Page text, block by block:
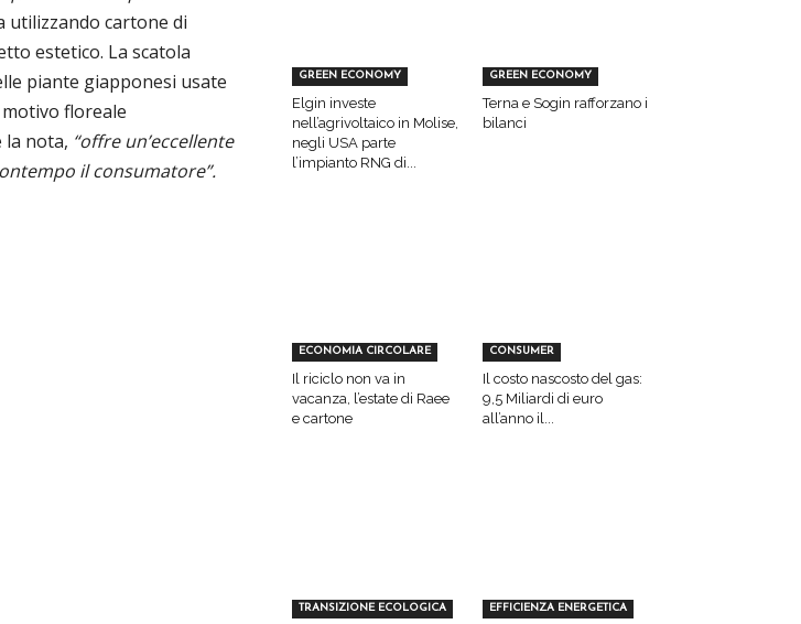
utilizzando cartone di
estetico. La scatola
piante giapponesi usate
motivo floreale
la nota, “offre un’eccellente
il consumatore”.
GREEN ECONOMY
Elgin investe
nell’agrivoltaico in Molise,
negli USA parte
l’impianto RNG di...
GREEN ECONOMY
Terna e Sogin rafforzano i
bilanci
ECONOMIA CIRCOLARE
Il riciclo non va in
vacanza, l’estate di Raee
e cartone
CONSUMER
Il costo nascosto del gas:
9,5 Miliardi di euro
all’anno il...
TRANSIZIONE ECOLOGICA EFFICIENZA ENERGETICA